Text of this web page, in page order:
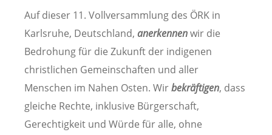
Auf dieser 11. Vollversammlung des ÖRK in
Karlsruhe, Deutschland, anerkennenwir die
Bedrohung für die Zukunft der indigenen
christlichen Gemeinschaften und aller
Menschen im Nahen Osten. Wirbekräftigen, dass
gleiche Rechte, inklusive Bürgerschaft,
Gerechtigkeit und Würde für alle, ohne